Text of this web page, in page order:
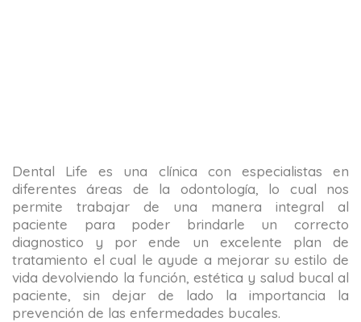
Dental Life es una clínica con especialistas en
diferentes áreas de la odontología, lo cual nos
permite trabajar de una manera integral al
paciente para poder brindarle un correcto
diagnostico y por ende un excelente plan de
tratamiento el cual le ayude a mejorar su estilo de
vida devolviendo la función, estética y salud bucal al
paciente, sin dejar de lado la importancia la
prevención de las enfermedades bucales.